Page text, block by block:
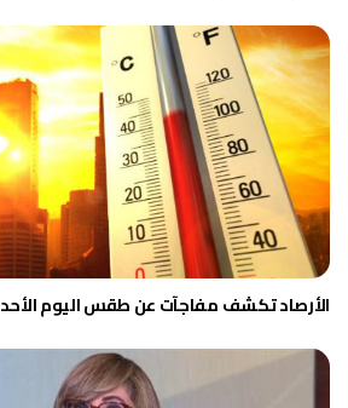
الأرصاد تكشف مفاجآت عن طقس اليوم الأحد